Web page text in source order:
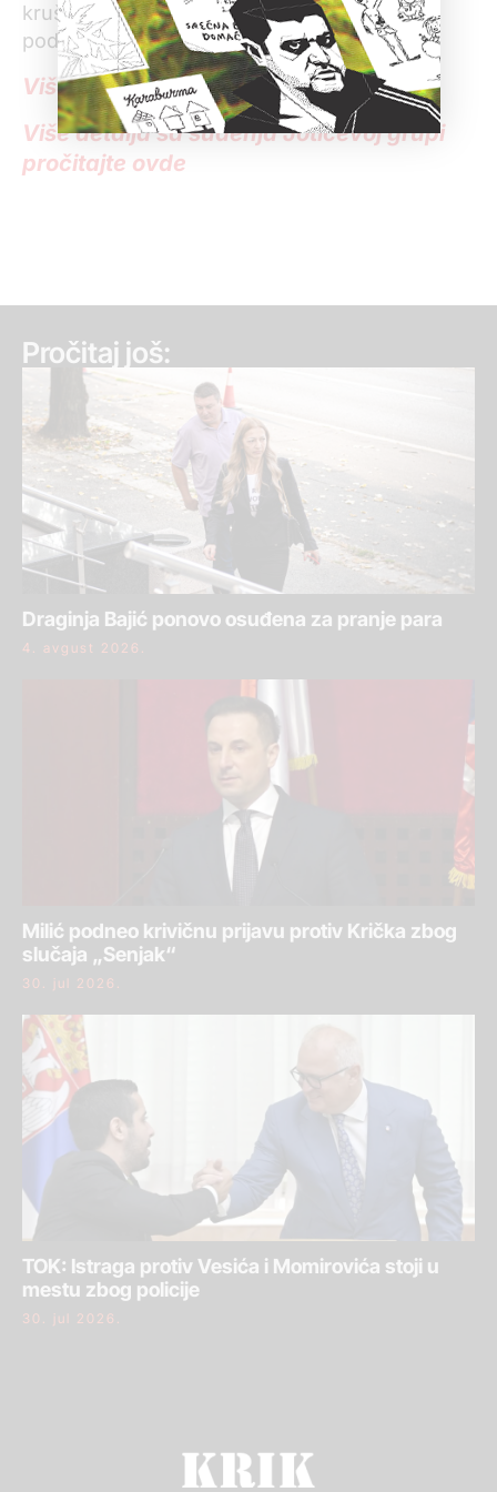
kruševačke biznismene, a Jotić i zbog
podmićivanja sudije Vrhovnog suda.
Više o Jotkinoj grupi pročitajte ovde
Više detalja sa suđenja Jotićevoj grupi
pročitajte ovde
Pročitaj još:
Draginja Bajić ponovo osuđena za pranje para
4. avgust 2026.
Milić podneo krivičnu prijavu protiv Krička zbog
slučaja „Senjak“
30. jul 2026.
TOK: Istraga protiv Vesića i Momirovića stoji u
mestu zbog policije
30. jul 2026.